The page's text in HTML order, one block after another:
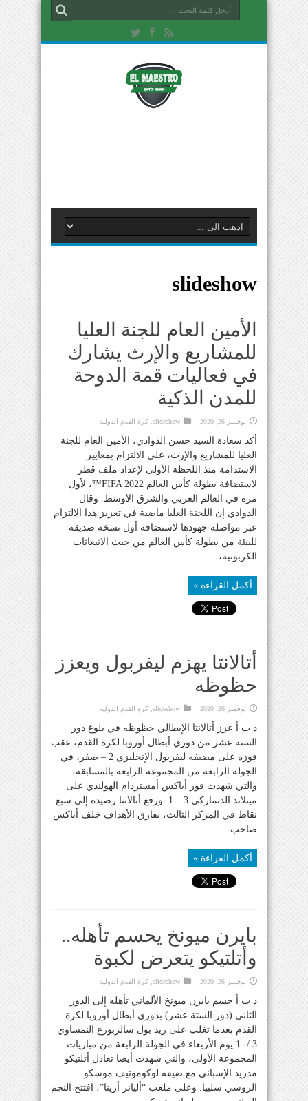
slideshow
الأمين العام للجنة العليا
للمشاريع والإرث يشارك
في فعاليات قمة الدوحة
للمدن الذكية
نوفمبر 26, 2020 slideshow كرة القدم الدولية
أكد سعادة السيد حسن الذوادي، الأمين العام للجنة
العليا للمشاريع والإرث، على الالتزام بمعايير
الاستدامة منذ اللحظة الأولى لإعداد ملف قطر
لاستضافة بطولة كأس العالم FIFA 2022™، لأول
مرة في العالم العربي والشرق الأوسط. وقال
الذوادي إن اللجنة العليا ماضية في تعزيز هذا الالتزام
عبر مواصلة جهودها لاستضافة أول نسخة صديقة
للبيئة من بطولة كأس العالم من حيث الانبعاثات
الكربونية، ...
أكمل القراءة »
أتالانتا يهزم ليفربول ويعزز
حظوظه
نوفمبر 26, 2020 slideshow كرة القدم الدولية
د ب أ عزز أتالانتا الإيطالي حظوظه في بلوغ دور
الستة عشر من دوري أبطال أوروبا لكرة القدم، عقب
فوزه على مضيفه ليفربول الإنجليزي 2 – صفر، في
الجولة الرابعة من المجموعة الرابعة بالمسابقة،
والتي شهدت فوز أياكس أمستردام الهولندي على
ميتلاند الدنماركي 3 – 1. ورفع أتالانتا رصيده إلى سبع
نقاط في المركز الثالث، بفارق الأهداف خلف أياكس
صاحب ...
أكمل القراءة »
بايرن ميونخ يحسم تأهله..
وأتلتيكو يتعرض لكبوة
نوفمبر 26, 2020 slideshow كرة القدم الدولية
د ب أ حسم بايرن ميونخ الألماني تأهله إلى الدور
الثاني (دور الستة عشر) بدوري أبطال أوروبا لكرة
القدم بعدما تغلب على ريد بول سالزبورغ النمساوي
3 /- 1 يوم الأربعاء في الجولة الرابعة من مباريات
المجموعة الأولى، والتي شهدت أيضا تعادل أتلتيكو
مدريد الإسباني مع ضيفه لوكوموتيف موسكو
الروسي سلبيا. وعلى ملعب “أليانز أرينا”، افتتح النجم